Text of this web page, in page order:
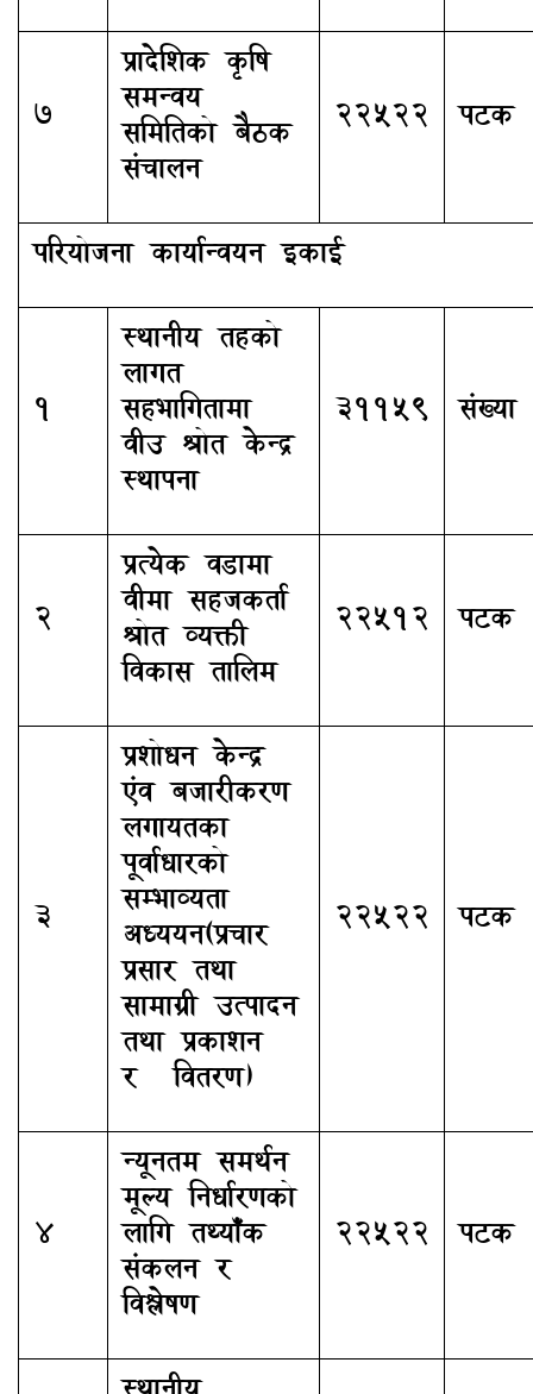
७
प्रादेशिक कृषि
समन्वय
समितिको बैठक
संचालन
२२५२२ पटक
परियोजना कार्यान्वयन इकाई
1
स्थानीय तहको
लागत
सहभागितामा
वीउ श्रोत केन्द्र
स्थापना
31159 संख्या
2
प्रत्येक वडामा
वीमा सहजकर्ता
श्रोत व्यक्ती
विकास तालिम
22512 पटक
3
प्रशोधन केन्द्र
एंव बजारीकरण
लगायतका
पूर्वाधारको
सम्भाव्यता
अध्ययन(प्रचार
प्रसार तथा
सामाग्री उत्पादन
तथा प्रकाशन
र वितरण)
22522 पटक
4
न्यूनतम समर्थन
मूल्य निर्धारणको
लागि तथ्याँक
संकलन र
विश्लेषण
22522 पटक